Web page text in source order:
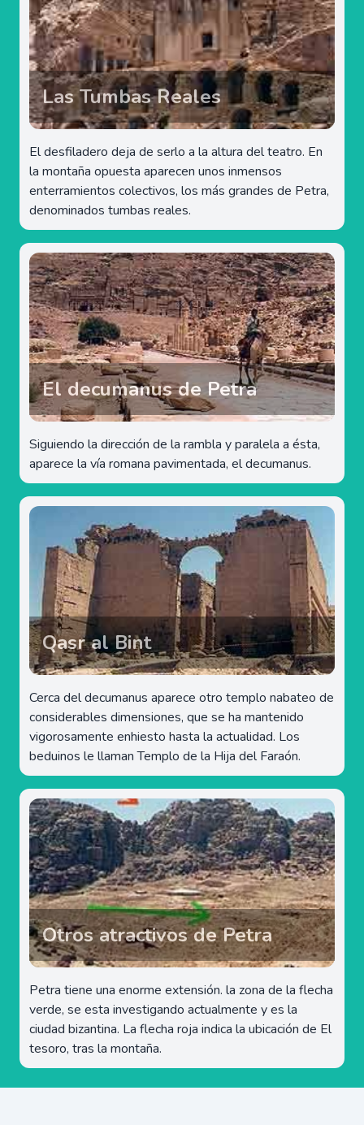
Las Tumbas Reales
El desfiladero deja de serlo a la altura del teatro. En
la montaña opuesta aparecen unos inmensos
enterramientos colectivos, los más grandes de Petra,
denominados tumbas reales.
El decumanus de Petra
Siguiendo la dirección de la rambla y paralela a ésta,
aparece la vía romana pavimentada, el decumanus.
Qasr al Bint
Cerca del decumanus aparece otro templo nabateo de
considerables dimensiones, que se ha mantenido
vigorosamente enhiesto hasta la actualidad. Los
beduinos le llaman Templo de la Hija del Faraón.
Otros atractivos de Petra
Petra tiene una enorme extensión. la zona de la flecha
verde, se esta investigando actualmente y es la
ciudad bizantina. La flecha roja indica la ubicación de El
tesoro, tras la montaña.